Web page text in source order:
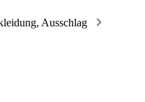
Ausschlag